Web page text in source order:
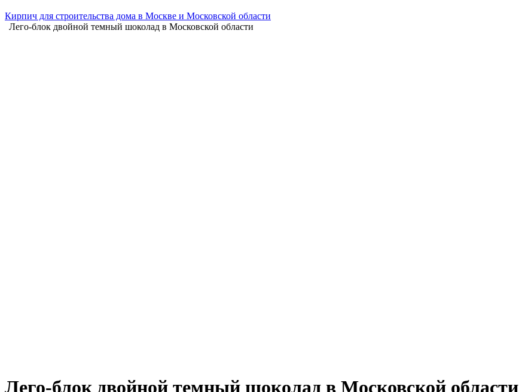
Кирпич для строительства дома в Москве и Московской области
Лего-блок двойной темный шоколад в Московской области
Лего-блок двойной темный шоколад в Московской области